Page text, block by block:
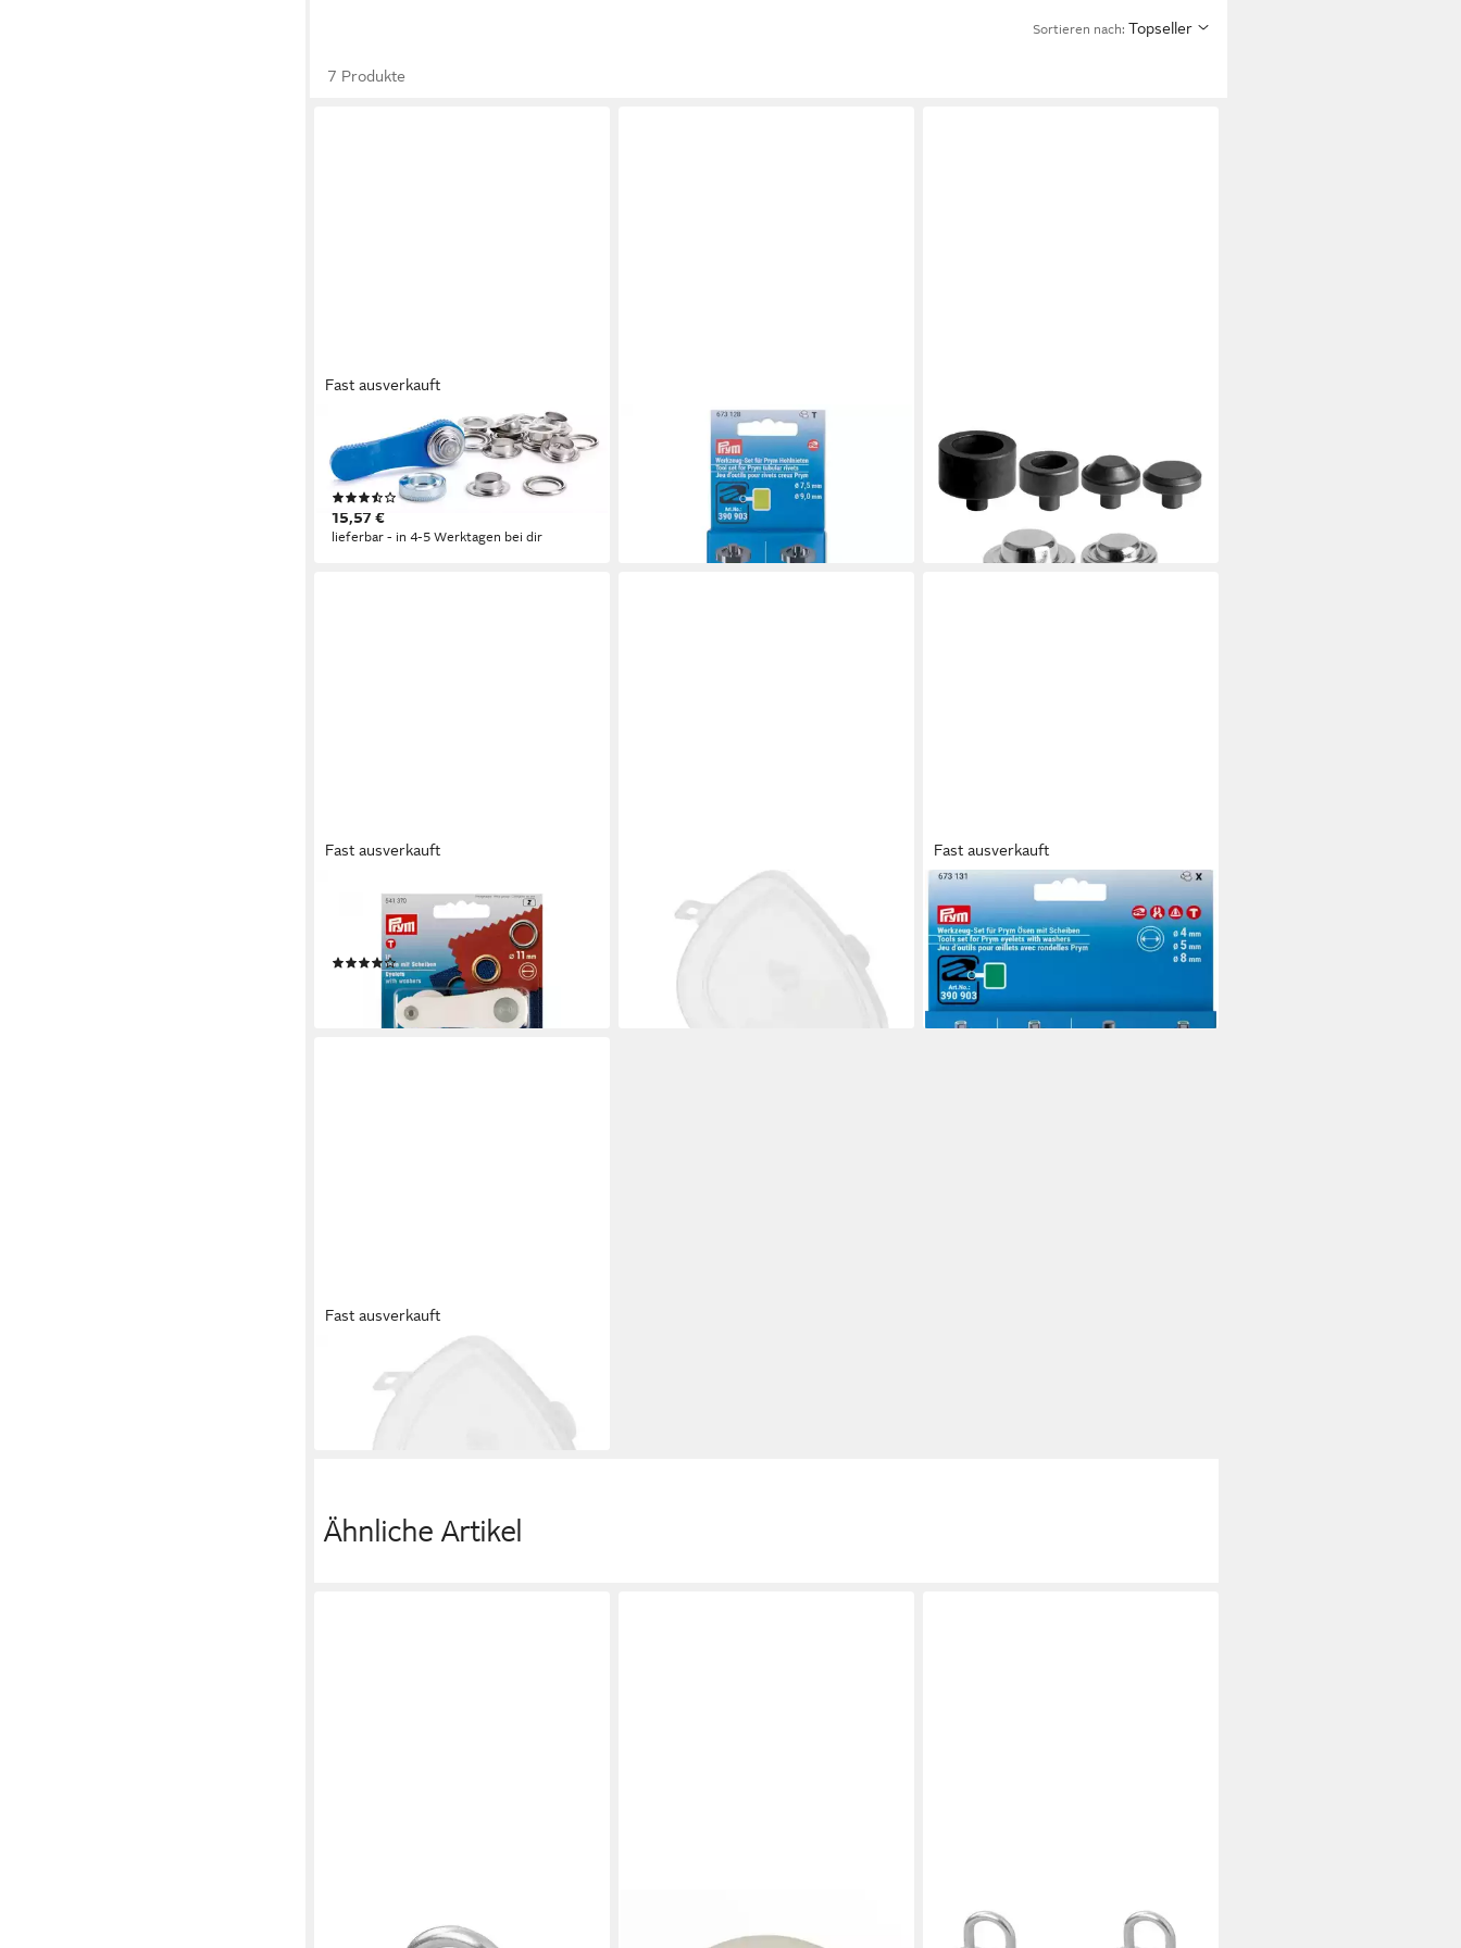
Sortieren nach: Topseller
7 Produkte
Fast ausverkauft
Öse Ösen-Set mit Lochwerkzeug 14
mm, 10 Stück
(3)
15,57 €
lieferbar - in 4-5 Werktagen bei dir
Öse Werkzeug-Set für Hohlnieten, 4
lieferbar - in 4-5 Werktagen bei dir
PRYM
Öse Werkzeugset für Ösen mit
Scheiben, 8 Teile
12,79 €
Fast ausverkauft
Druckknopf - Ösen mit Scheiben 11
mm 15 Stück inkl. Werkzeug
(1)
14,26 €
lieferbar - in 4-5 Werktagen bei dir
Öse bunt, Ø 14 mm, 44 Stück
27,45 €
lieferbar - in 4-5 Werktagen bei dir
Fast ausverkauft
PRYM
Öse
10,99 €
lieferbar - in 4-5 Werktagen bei dir
Fast ausverkauft
lieferbar - in 4-5 Werktagen bei dir
Ähnliche Artikel
Öse ca. 27 mm silberne Planenöse
Stoffösen Gardinenösen,
MARABELLAS SHOP
Öse ca. 27mm silberne Planenöse